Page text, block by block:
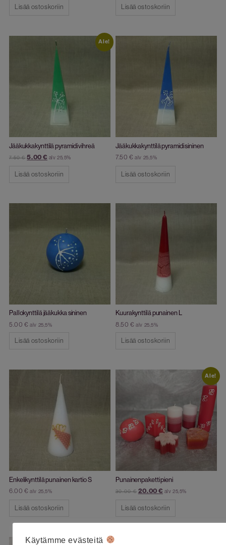
Lisää ostoskoriin Lisää ostoskoriin
Ale!
Jääkukkakynttilä pyramidi vihreä
7.50€ 5.00€ alv 25,5%
Lisää ostoskoriin
Jääkukkakynttilä pyramidi sininen
7.50 € alv 25,5%
Lisää ostoskoriin
Pallokynttilä jääkukka sininen
5.00 € alv 25,5%
Lisää ostoskoriin
Kuurakynttilä punainen L
8.50 € alv 25,5%
Lisää ostoskoriin
Enkelikynttilä punainen kartio S
6.00 € alv 25,5%
Lisää ostoskoriin
Ale!
Punainenpaketti pieni
30.00€ 20.00€ alv 25,5%
Lisää ostoskoriin
Käytämme evästeitä